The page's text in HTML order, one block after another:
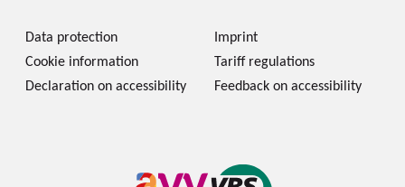
Data protection
Imprint
Cookie information
Tariff regulations
Declaration on accessibility
Feedback on accessibility